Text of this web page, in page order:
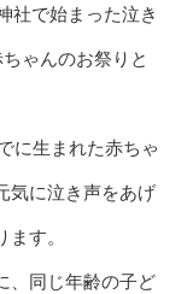
社で始まった泣き
ゃんのお祭りと
に生まれた赤ちゃ
気に泣き声をあげ
す。
、同じ年齢の子ど